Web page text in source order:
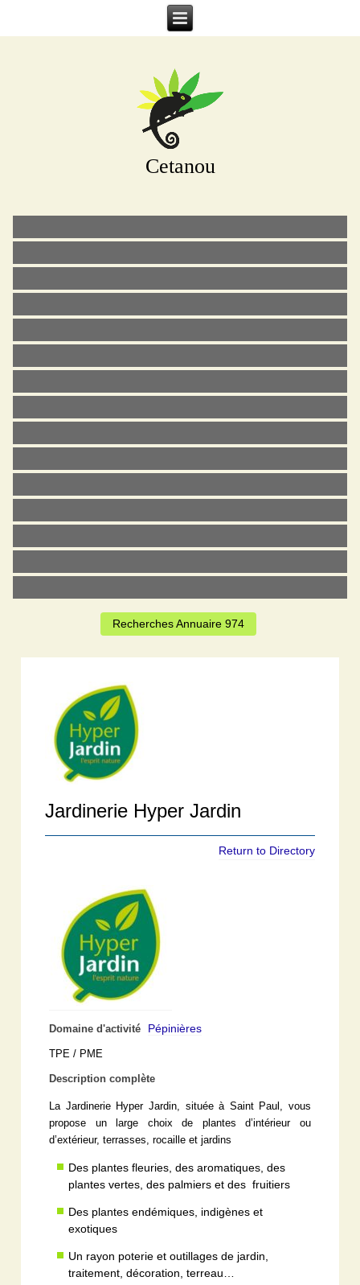
Cetanou
Recherches Annuaire 974
Jardinerie Hyper Jardin
Return to Directory
Domaine d'activité Pépinières
TPE / PME
Description complète
La Jardinerie Hyper Jardin, située à Saint Paul, vous
propose un large choix de plantes d’intérieur ou
d’extérieur, terrasses, rocaille et jardins
Des plantes fleuries, des aromatiques, des
plantes vertes, des palmiers et des fruitiers
Des plantes endémiques, indigènes et
exotiques
Un rayon poterie et outillages de jardin,
traitement, décoration, terreau…